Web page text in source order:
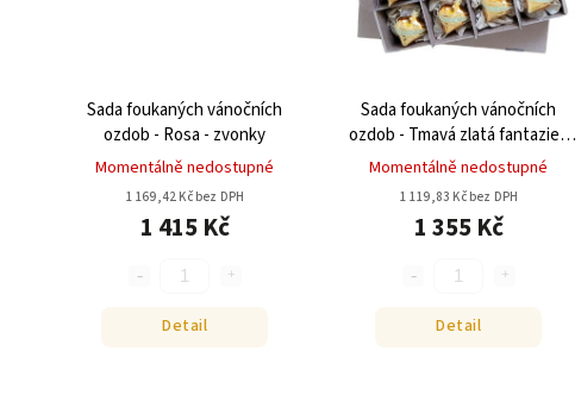
Sada foukaných vánočních
ozdob - Rosa - zvonky
Momentálně nedostupné
1 169,42 Kč bez DPH
1 415 Kč
Detail
Sada foukaných vánočních
ozdob - Tmavá zlatá fantazie -
srdíčka
Momentálně nedostupné
1 119,83 Kč bez DPH
1 355 Kč
Detail